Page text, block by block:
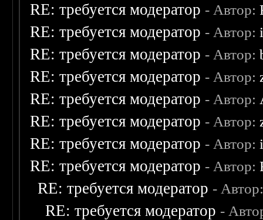
RE: требуется модератор - Автор:
RE: требуется модератор - Автор:
RE: требуется модератор - Автор:
RE: требуется модератор - Автор:
RE: требуется модератор - Автор:
RE: требуется модератор - Автор:
RE: требуется модератор - Автор:
RE: требуется модератор - Автор:
RE: требуется модератор -
RE: требуется модератор -